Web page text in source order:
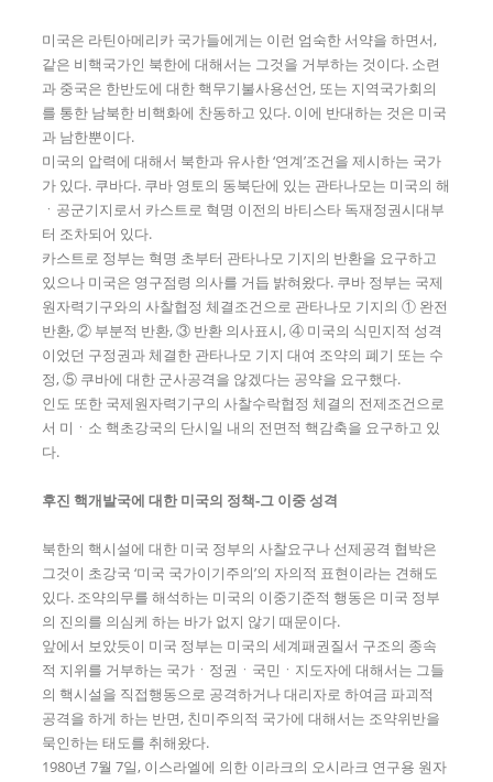
미국은 라틴아메리카 국가들에게는 이런 엄숙한 서약을 하면서,
같은 비핵국가인 북한에 대해서는 그것을 거부하는 것이다. 소련
과 중국은 한반도에 대한 핵무기불사용선언, 또는 지역국가회의
를 통한 남북한 비핵화에 찬동하고 있다. 이에 반대하는 것은 미국
과 남한뿐이다.
미국의 압력에 대해서 북한과 유사한 ‘연계’조건을 제시하는 국가
가 있다. 쿠바다. 쿠바 영토의 동북단에 있는 관타나모는 미국의 해
ㆍ공군기지로서 카스트로 혁명 이전의 바티스타 독재정권시대부
터 조차되어 있다.
카스트로 정부는 혁명 초부터 관타나모 기지의 반환을 요구하고
있으나 미국은 영구점령 의사를 거듭 밝혀왔다. 쿠바 정부는 국제
원자력기구와의 사찰협정 체결조건으로 관타나모 기지의 ① 완전
반환, ② 부분적 반환, ③ 반환 의사표시, ④ 미국의 식민지적 성격
이었던 구정권과 체결한 관타나모 기지 대여 조약의 폐기 또는 수
정, ⑤ 쿠바에 대한 군사공격을 않겠다는 공약을 요구했다.
인도 또한 국제원자력기구의 사찰수락협정 체결의 전제조건으로
서 미ㆍ소 핵초강국의 단시일 내의 전면적 핵감축을 요구하고 있
다.
후진 핵개발국에 대한 미국의 정책-그 이중 성격
북한의 핵시설에 대한 미국 정부의 사찰요구나 선제공격 협박은
그것이 초강국 ‘미국 국가이기주의’의 자의적 표현이라는 견해도
있다. 조약의무를 해석하는 미국의 이중기준적 행동은 미국 정부
의 진의를 의심케 하는 바가 없지 않기 때문이다.
앞에서 보았듯이 미국 정부는 미국의 세계패권질서 구조의 종속
적 지위를 거부하는 국가ㆍ정권ㆍ국민ㆍ지도자에 대해서는 그들
의 핵시설을 직접행동으로 공격하거나 대리자로 하여금 파괴적
공격을 하게 하는 반면, 친미주의적 국가에 대해서는 조약위반을
묵인하는 태도를 취해왔다.
1980년 7월 7일, 이스라엘에 의한 이라크의 오시라크 연구용 원자